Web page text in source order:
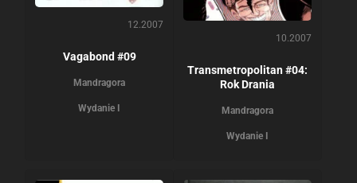
12.2007
Vagabond #09
Mandragora
Wydanie I
10.2007
Transmetropolitan #04:
Rok Drania
Mandragora
Wydanie I